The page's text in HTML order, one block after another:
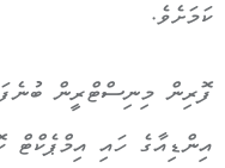
ކަމަށެވެ.
ފޮރިން މިނިސްޓްރީން
އިންޑިއާގެ ހައި އިމްޕެކްޓް